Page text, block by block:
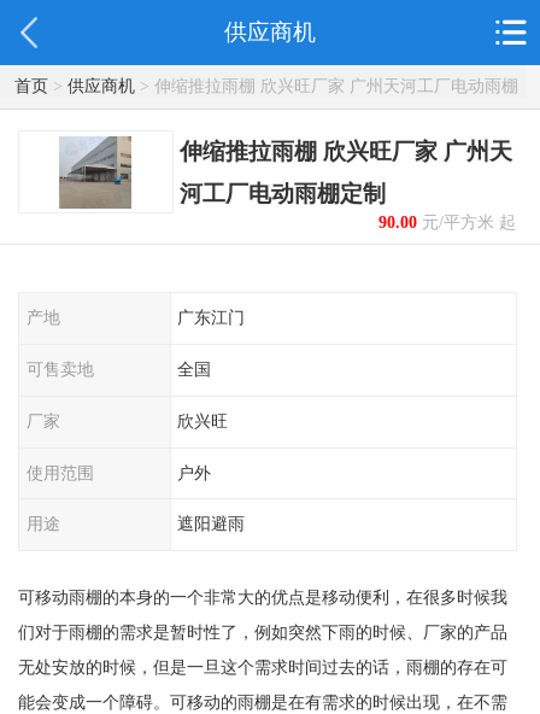
供应商机
首页> 供应商机> 伸缩推拉雨棚 欣兴旺厂家 广州天河工厂电动雨棚
定制
伸缩推拉雨棚 欣兴旺厂家 广州天
河工厂电动雨棚定制
90.00元/平方米 起
产地 广东江门
可售卖地 全国
厂家 欣兴旺
使用范围 户外
用途 遮阳避雨
可移动雨棚的本身的一个非常大的优点是移动便利，在很多时候我
们对于雨棚的需求是暂时性了，例如突然下雨的时候、厂家的产品
无处安放的时候，但是一旦这个需求时间过去的话，雨棚的存在可
能会变成一个障碍。可移动的雨棚是在有需求的时候出现，在不需